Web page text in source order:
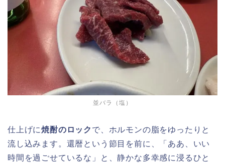
並バラ（塩）
仕上げに焼酎のロック で、ホルモンの脂をゆったりと
流し込みます。還暦という節目を前に、「ああ、いい
時間を過ごせているな」と、静かな多幸感に浸るひと